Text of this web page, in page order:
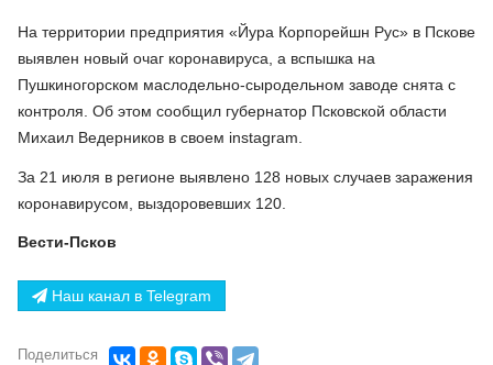
На территории предприятия «Йура Корпорейшн Рус» в Пскове
выявлен новый очаг коронавируса, а вспышка на
Пушкиногорском маслодельно-сыродельном заводе снята с
контроля. Об этом сообщил губернатор Псковской области
Михаил Ведерников в своем instagram.
За 21 июля в регионе выявлено 128 новых случаев заражения
коронавирусом, выздоровевших 120.
Вести-Псков
Наш канал в Telegram
Поделиться